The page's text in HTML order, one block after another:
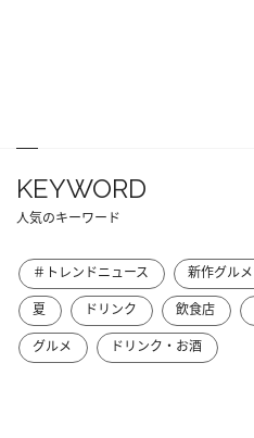
KEYWORD
人気のキーワード
＃トレンドニュース 新作グルメ
夏
ドリンク 飲食店
グルメ
ドリンク・お酒